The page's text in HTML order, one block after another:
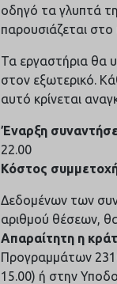
οδηγό τα γλυπτά
παρουσιάζεται στο
Τα εργαστήρια θα
στον εξωτερικό.
αυτό κρίνεται
Έναρξη
22.00
Κόστος
Δεδομένων των
αριθμού θέσεων,
Απαραίτητη η
Προγραμμάτων
15.00) ή στην